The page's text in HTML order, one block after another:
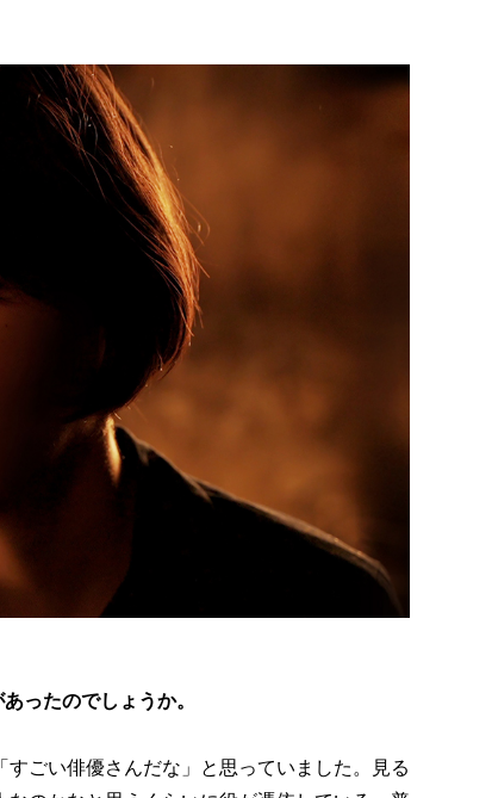
ったのでしょうか。
ごい俳優さんだな」と思っていました。見る